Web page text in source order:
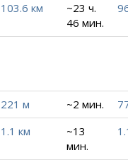
103.6 км
~23 ч.
46 мин.
221 м ~2 мин.
1.1 км
~13
мин.